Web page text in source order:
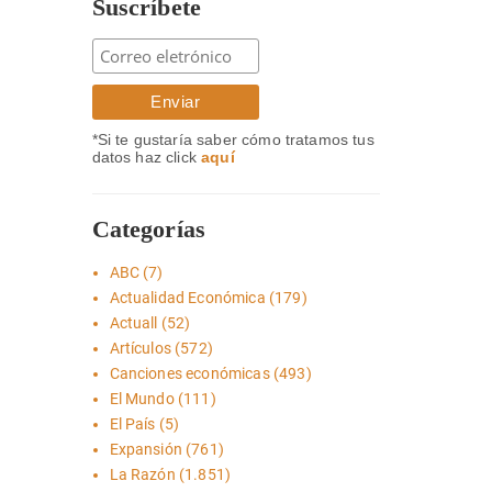
Suscríbete
*Si te gustaría saber cómo tratamos tus
datos haz clickaquí
Categorías
ABC(7)
Actualidad Económica (179)
Actuall
(52)
Artículos(572)
Canciones económicas(493)
El Mundo(111)
El País (5)
Expansión (761)
La Razón (1.851)